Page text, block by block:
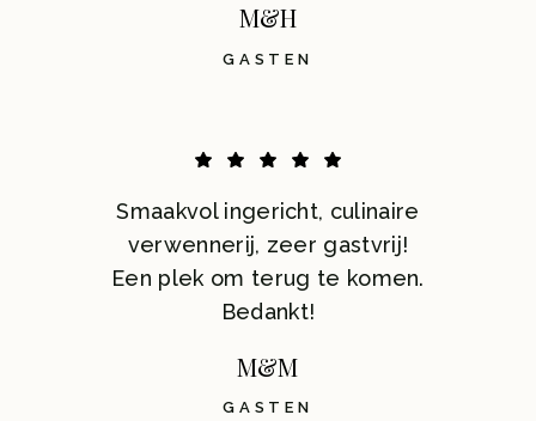
M&H
GASTEN
Smaakvol ingericht, culinaire
verwennerij, zeer gastvrij!
Een plek om terug te komen.
Bedankt!
M&M
GASTEN